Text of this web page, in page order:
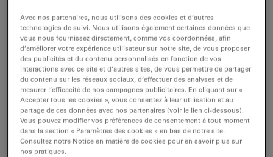
Heme acts through the Bach1b/Nrf2a-MafK pathway
to regulate exocrine peptidase precursor genes in
porphyric zebrafish
Shuqing Zhang, Minrui Xu, Jian Huang, Lili Tang,
Yanqing Zhang, Jingyao Wu, Shuo Lin, Han Wang
(2014)
Disease models & mechanisms
Spatial and Temporal Control of Transgene Expression
Avec nos partenaires, nous utilisons des cookies et d’autres
technologies de suivi. Nous utilisons également certaines données que
vous nous fournissez directement, comme vos coordonnées, afin
d’améliorer votre expérience utilisateur sur notre site, de vous proposer
des publicités et du contenu personnalisés en fonction de vos
interactions avec ce site et d’autres sites, de vous permettre de partager
du contenu sur les réseaux sociaux, d’effectuer des analyses et de
mesurer l’efficacité de nos campagnes publicitaires. En cliquant sur «
Accepter tous les cookies », vous consentez à leur utilisation et au
partage de ces données avec nos partenaires (voir le lien ci-dessous).
Vous pouvez modifier vos préférences de consentement à tout moment
dans la section « Paramètres des cookies » en bas de notre site.
Consultez notre Notice en matière de cookies pour en savoir plus sur
nos pratiques.